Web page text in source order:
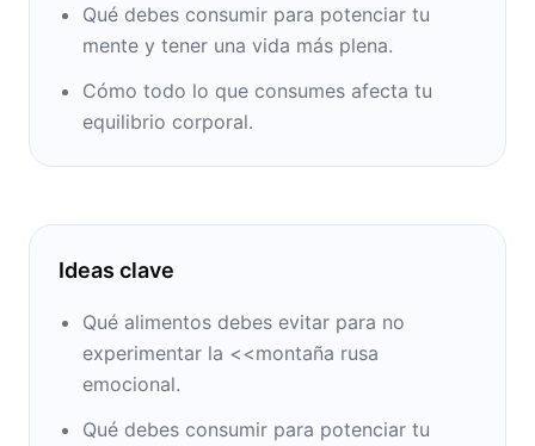
Qué debes consumir para potenciar tu
mente y tener una vida más plena.
Cómo todo lo que consumes afecta tu
equilibrio corporal.
Ideas clave
Qué alimentos debes evitar para no
experimentar la <<montaña rusa
emocional.
Qué debes consumir para potenciar tu